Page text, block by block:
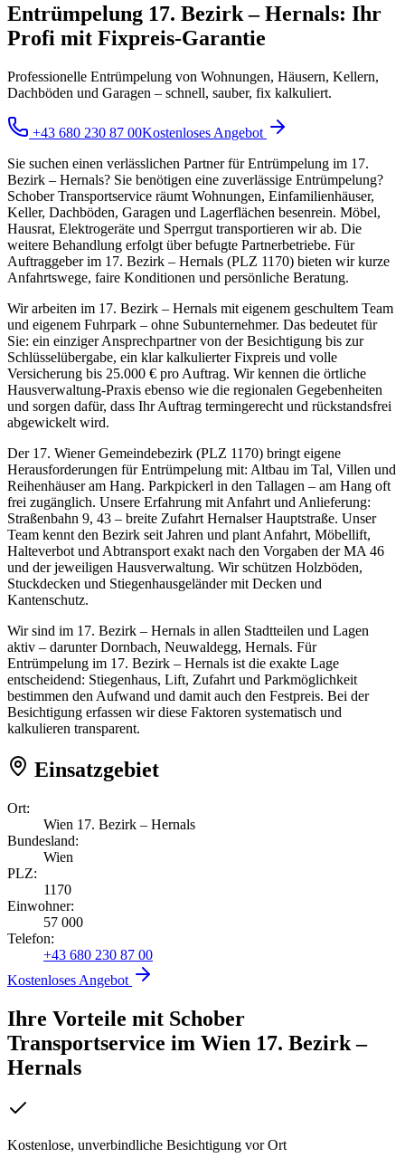
Entrümpelung 17. Bezirk – Hernals: Ihr
Profi mit Fixpreis-Garantie
Professionelle Entrümpelung von Wohnungen, Häusern, Kellern,
Dachböden und Garagen – schnell, sauber, fix kalkuliert.
+43 680 230 87 00Kostenloses Angebot
Sie suchen einen verlässlichen Partner für Entrümpelung im 17.
Bezirk – Hernals? Sie benötigen eine zuverlässige Entrümpelung?
Schober Transportservice räumt Wohnungen, Einfamilienhäuser,
Keller, Dachböden, Garagen und Lagerflächen besenrein. Möbel,
Hausrat, Elektrogeräte und Sperrgut transportieren wir ab. Die
weitere Behandlung erfolgt über befugte Partnerbetriebe. Für
Auftraggeber im 17. Bezirk – Hernals (PLZ 1170) bieten wir kurze
Anfahrtswege, faire Konditionen und persönliche Beratung.
Wir arbeiten im 17. Bezirk – Hernals mit eigenem geschultem Team
und eigenem Fuhrpark – ohne Subunternehmer. Das bedeutet für
Sie: ein einziger Ansprechpartner von der Besichtigung bis zur
Schlüsselübergabe, ein klar kalkulierter Fixpreis und volle
Versicherung bis 25.000 € pro Auftrag. Wir kennen die örtliche
Hausverwaltung-Praxis ebenso wie die regionalen Gegebenheiten
und sorgen dafür, dass Ihr Auftrag termingerecht und rückstandsfrei
abgewickelt wird.
Der 17. Wiener Gemeindebezirk (PLZ 1170) bringt eigene
Herausforderungen für Entrümpelung mit: Altbau im Tal, Villen und
Reihenhäuser am Hang. Parkpickerl in den Tallagen – am Hang oft
frei zugänglich. Unsere Erfahrung mit Anfahrt und Anlieferung:
Straßenbahn 9, 43 – breite Zufahrt Hernalser Hauptstraße. Unser
Team kennt den Bezirk seit Jahren und plant Anfahrt, Möbellift,
Halteverbot und Abtransport exakt nach den Vorgaben der MA 46
und der jeweiligen Hausverwaltung. Wir schützen Holzböden,
Stuckdecken und Stiegenhausgeländer mit Decken und
Kantenschutz.
Wir sind im 17. Bezirk – Hernals in allen Stadtteilen und Lagen
aktiv – darunter Dornbach, Neuwaldegg, Hernals. Für
Entrümpelung im 17. Bezirk – Hernals ist die exakte Lage
entscheidend: Stiegenhaus, Lift, Zufahrt und Parkmöglichkeit
bestimmen den Aufwand und damit auch den Festpreis. Bei der
Besichtigung erfassen wir diese Faktoren systematisch und
kalkulieren transparent.
Einsatzgebiet
Ort:
Wien 17. Bezirk – Hernals
Bundesland:
Wien
PLZ:
1170
Einwohner:
57 000
Telefon:
+43 680 230 87 00
Kostenloses Angebot
Ihre Vorteile mit Schober
Transportservice im Wien 17. Bezirk –
Hernals
Kostenlose, unverbindliche Besichtigung vor Ort